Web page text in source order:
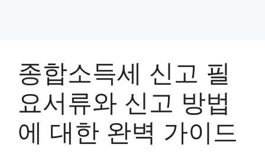
종합소득세 신고 필
요서류와 신고 방법
에 대한 완벽 가이드